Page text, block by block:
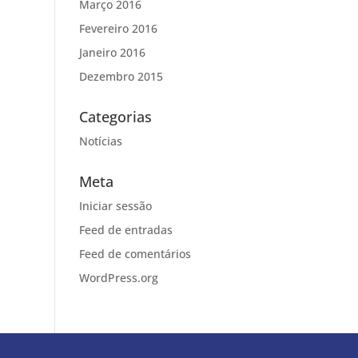
Março 2016
Fevereiro 2016
Janeiro 2016
Dezembro 2015
Categorias
Notícias
Meta
Iniciar sessão
Feed de entradas
Feed de comentários
WordPress.org